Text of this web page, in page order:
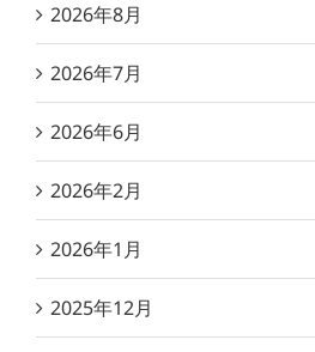
2026年8月
2026年7月
2026年6月
2026年2月
2026年1月
2025年12月